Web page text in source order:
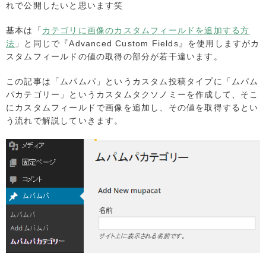
れで公開したいと思います笑
基本は「 カテゴリに画像のカスタムフィールドを追加する方
法 」と同じで『Advanced Custom Fields』を使用しますがカ
スタムフィールドの値の取得の部分が若干違います。
この記事は「ムパムパ」というカスタム投稿タイプに「ムパム
パカテゴリー」というカスタムタクソノミーを作成して、そこ
にカスタムフィールドで画像を追加し、その値を取得するとい
う流れで解説していきます。